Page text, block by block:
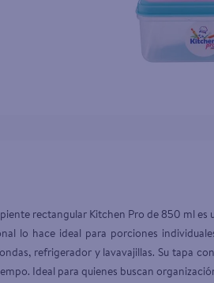
rectangular Kitchen Pro de 850 ml
lo hace ideal para porciones
refrigerador y lavavajillas. Su tapa
Ideal para quienes buscan
pampers